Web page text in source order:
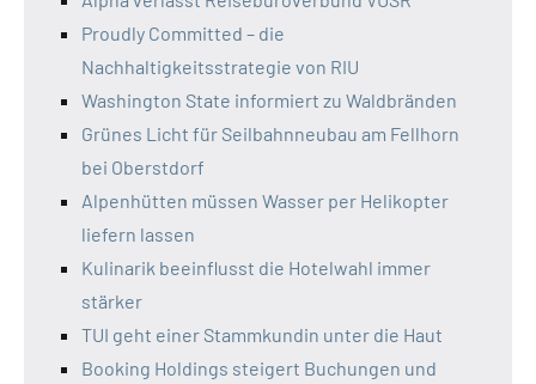
Proudly Committed – die
Nachhaltigkeitsstrategie von RIU
Washington State informiert zu Waldbränden
Grünes Licht für Seilbahnneubau am Fellhorn
bei Oberstdorf
Alpenhütten müssen Wasser per Helikopter
liefern lassen
Kulinarik beeinflusst die Hotelwahl immer
stärker
TUI geht einer Stammkundin unter die Haut
Booking Holdings steigert Buchungen und